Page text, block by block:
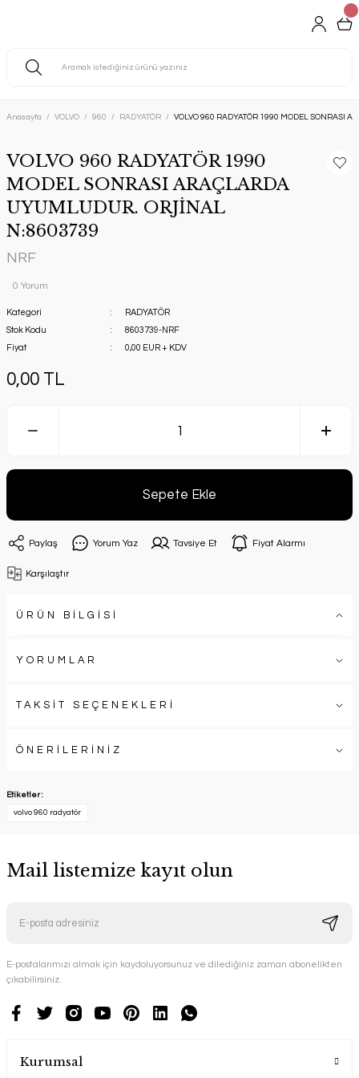
Anasayfa VOLVO 960 RADYATÖR VOLVO 960 RADYATÖR 1990 MODEL SONRASI
VOLVO 960 RADYATÖR 1990
MODEL SONRASI ARAÇLARDA
UYUMLUDUR. ORJİNAL
N:8603739
NRF
0 Yorum
Kategori
RADYATÖR
Stok Kodu
8603739-NRF
Fiyat
0,00 EUR + KDV
0,00 TL
Sepete Ekle
Paylaş Yorum Yaz Tavsiye Et Fiyat Alarmı
Karşılaştır
ÜRÜN BİLGİSİ
YORUMLAR
TAKSİT SEÇENEKLERİ
ÖNERİLERİNİZ
Etiketler :
volvo 960 radyatör
Mail listemize kayıt olun
E-postalarımızı almak için kaydoluyorsunuz ve dilediğiniz zaman abonelikten
çıkabilirsiniz.
Kurumsal